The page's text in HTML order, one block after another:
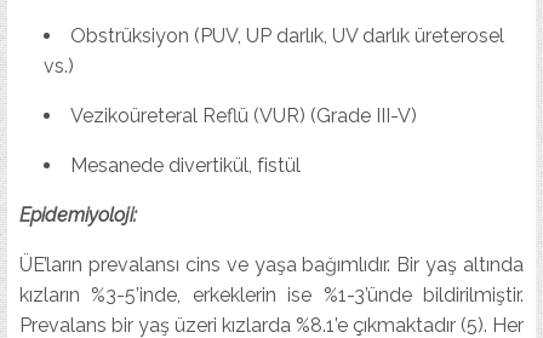
Obstrüksiyon (PUV, UP darlık, UV darlık üreterosel
vs.)
Vezikoüreteral Reflü (VUR) (Grade III-V)
Mesanede divertikül, fistül
Epidemiyoloji:
ÜE’ların prevalansı cins ve yaşa bağımlıdır. Bir yaş altında
kızların %3-5’inde, erkeklerin ise %1-3’ünde bildirilmiştir.
Prevalans bir yaş üzeri kızlarda %8.1’e çıkmaktadır (5). Her